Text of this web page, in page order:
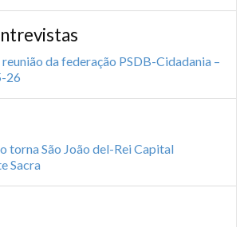
da federação PSDB-Cidadania –
26
torna São João del-Rei Capital
Sacra